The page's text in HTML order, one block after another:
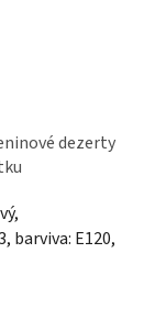
dezerty
barviva: E120,